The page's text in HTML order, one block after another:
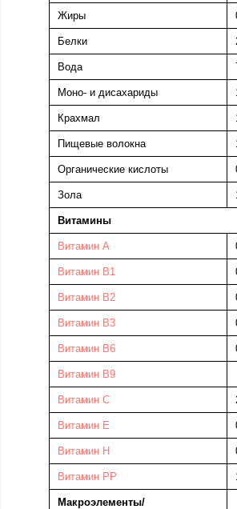
Жиры
Белки
Вода
Моно- и дисахариды
Крахмал
Пищевые волокна
Органические кислоты
Зола
Витамины
Витамин А
Витамин B1
Витамин В2
Витамин В3
Витамин В6
Витамин В9
Витамин C
Витамин Е
Витамин Н
Витамин PP
Макроэлементы/